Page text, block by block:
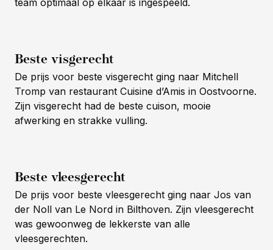
Beste visgerecht
De prijs voor beste visgerecht ging naar Mitchell
Tromp van restaurant Cuisine d’Amis in Oostvoorne.
Zijn visgerecht had de beste cuison, mooie
afwerking en strakke vulling.
Beste vleesgerecht
De prijs voor beste vleesgerecht ging naar Jos van
der Noll van Le Nord in Bilthoven. Zijn vleesgerecht
was gewoonweg de lekkerste van alle
vleesgerechten.